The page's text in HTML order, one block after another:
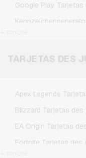
Google Play Tarjetas
Netflix Tarjetas regalo
TARJETAS DES
Apex Legends
Blizzard Tarjetas des
EA Origin Tarjetas
Fortnite Tarjetas des